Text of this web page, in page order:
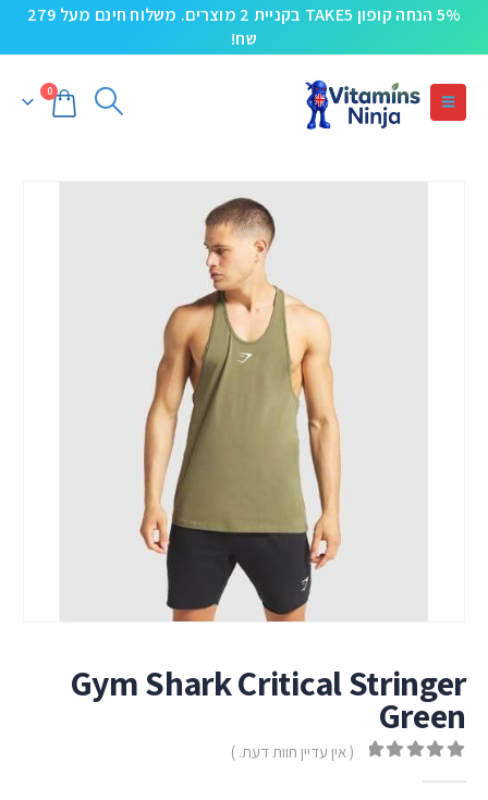
5% הנחה קופון TAKE5 בקניית 2 מוצרים. משלוח חינם מעל 279
שח!
0
Gym Shark Critical Stringer
Green
( אין עדיין חוות דעת. )